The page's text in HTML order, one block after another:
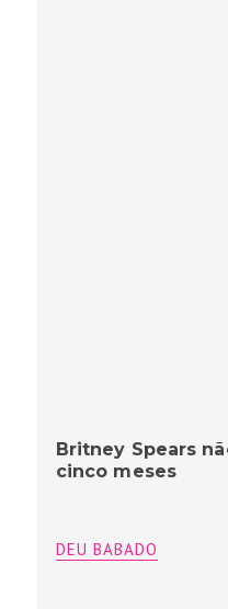
Britney Spears
cinco meses
DEU BABADO